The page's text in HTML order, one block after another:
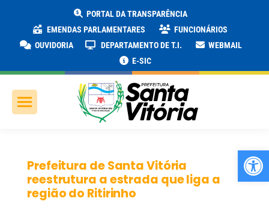
PORTAL DA TRANSPARÊNCIA
EMENDAS PARLAMENTARES
FUNCIONÁRIOS
OUVIDORIA
DEPARTAMENTO DE T.I.
WEBMAIL
E-SIC
Prefeitura de Santa Vitória
reestrutura a estrada que liga a
região do Ritirinho